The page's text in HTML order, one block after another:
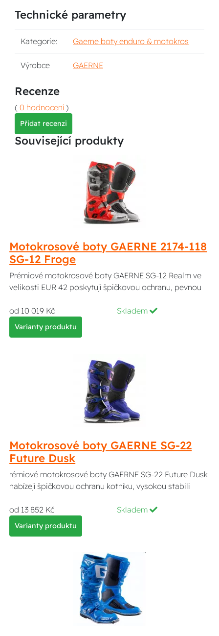
Technické parametry
Kategorie: Gaerne boty enduro & motokros
Výrobce GAERNE
Recenze
( 0 hodnocení )
Přidat recenzi
Související produkty
Motokrosové boty GAERNE 2174-118
SG-12 Froge
Prémiové motokrosové boty GAERNE SG-12 Realm ve
velikosti EUR 42 poskytují špičkovou ochranu, pevnou
od 10 019 Kč Skladem
Varianty produktu
Motokrosové boty GAERNE SG-22
Future Dusk
rémiové motokrosové boty GAERNE SG-22 Future Dusk
nabízejí špičkovou ochranu kotníku, vysokou stabili
od 13 852 Kč Skladem
Varianty produktu